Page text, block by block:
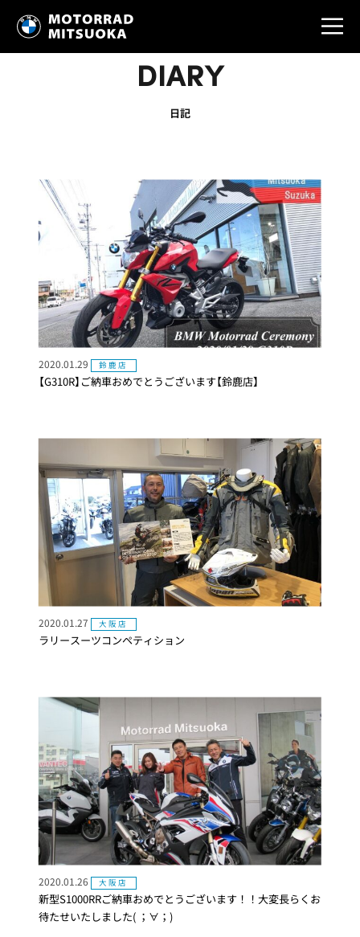
DIARY
日記
【G310R】ご納車おめでとうございます【鈴鹿店】
2020.01.29 鈴鹿店
ラリースーツコンペティション
2020.01.27 大阪店
新型S1000RRご納車おめでとうございます！！大変長らくお
待たせいたしました( ；∀；)
2020.01.26 大阪店